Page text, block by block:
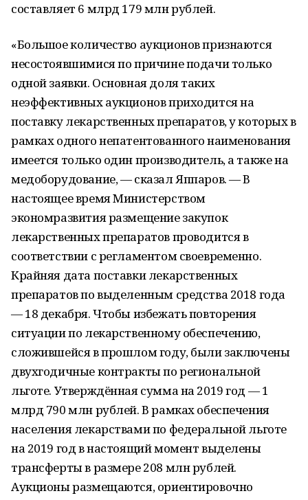
составляет 6 млрд 179 млн рублей.
«Большое количество аукционов признаются
несостоявшимися по причине подачи только
одной заявки. Основная доля таких
неэффективных аукционов приходится на
поставку лекарственных препаратов, у которых в
рамках одного непатентованного наименования
имеется только один производитель, а также на
медоборудование, — сказал Яппаров. — В
настоящее время Министерством
экономразвития размещение закупок
лекарственных препаратов проводится в
соответствии с регламентом своевременно.
Крайняя дата поставки лекарственных
препаратов по выделенным средства 2018 года
— 18 декабря. Чтобы избежать повторения
ситуации по лекарственному обеспечению,
сложившейся в прошлом году, были заключены
двухгодичные контракты по региональной
льготе. Утверждённая сумма на 2019 год — 1
млрд 790 млн рублей. В рамках обеспечения
населения лекарствами по федеральной льготе
на 2019 год в настоящий момент выделены
трансферты в размере 208 млн рублей.
Аукционы размещаются, ориентировочно